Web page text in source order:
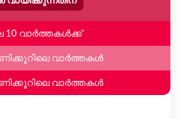
10 വാർത്തകൾക്ക്
വാർത്തകൾ
വാർത്തകൾ